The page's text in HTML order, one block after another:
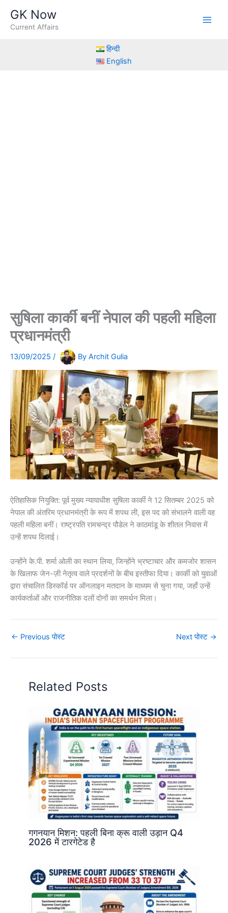
content
GK Now
Current Affairs
हिन्दी
English
सुषिला कार्की बनीं नेपाल की पहली महिला
प्रधानमंत्री
13/09/2025 / By Archit Gulia
ऐतिहासिक नियुक्ति: पूर्व मुख्य न्यायाधीश सुषिला कार्की ने 12 सितम्बर 2025 को
नेपाल की अंतरिम प्रधानमंत्री के रूप में शपथ ली, इस पद को संभालने वाली वह
पहली महिला बनीं। राष्ट्रपति रामचन्द्र पौडेल ने काठमांडू के शीतल निवास में
उन्हें शपथ दिलाई।
उन्होंने के.पी. शर्मा ओली का स्थान लिया, जिन्होंने भ्रष्टाचार और कमजोर शासन
के खिलाफ जेन-ज़ी नेतृत्व वाले प्रदर्शनों के बीच इस्तीफा दिया। कार्की को युवाओं
द्वारा संचालित डिस्कॉर्ड पर ऑनलाइन मतदान के माध्यम से चुना गया, जहाँ उन्हें
कार्यकर्ताओं और राजनीतिक दलों दोनों का समर्थन मिला।
← Previous पोस्ट Next पोस्ट →
Related Posts
गगनयान मिशन: पहली बिना क्रू वाली उड़ान Q4
2026 में टारगेटेड है